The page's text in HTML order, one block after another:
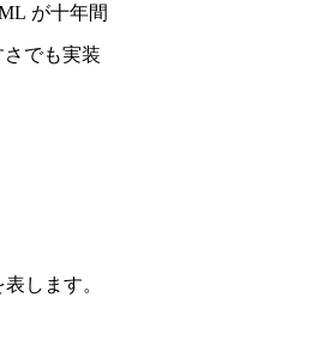
が十年間
でも実装
します。